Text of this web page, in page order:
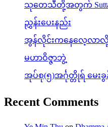
သုတေသီတို့အတွက် Sutta
ညွှန်းပေးနည်း
အွန်လိုင်းကနေလေ့လ
မဟာဝိဇ္ဇာဘွဲ့
အုပ်စု(၅)အင်္ဂုတ္တိုရ် မေး
Recent Comments